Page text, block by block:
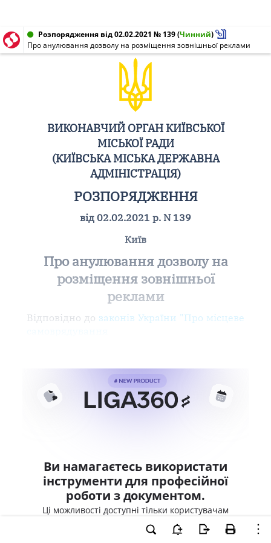
Розпорядження від 02.02.2021 № 139(Чинний)
Про анулювання дозволу на розміщення зовнішньої реклами
ВИКОНАВЧИЙ ОРГАН КИЇВСЬКОЇ
МІСЬКОЇ РАДИ
(КИЇВСЬКА МІСЬКА ДЕРЖАВНА
АДМІНІСТРАЦІЯ)
РОЗПОРЯДЖЕННЯ
від 02.02.2021 р. N 139
Київ
Про анулювання дозволу на
розміщення зовнішньої
реклами
Відповідно до законів України "Про місцеве
Ви намагаєтесь використати
інструменти для професійної
роботи з документом.
Ці можливості доступні тільки користувачам
LIGA360. Залишайте заявку та отримайте
доступ для професійної роботи прямо зараз.